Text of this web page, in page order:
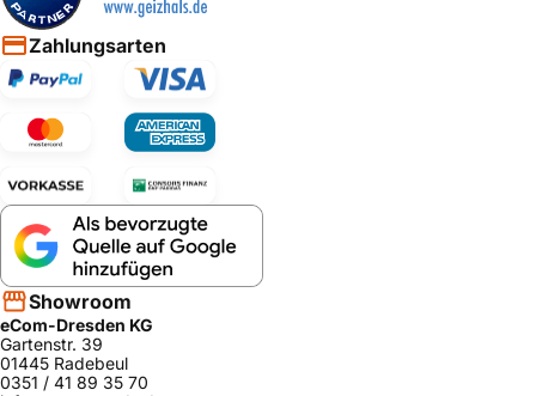
Zahlungsarten
Showroom
eCom-Dresden KG
Gartenstr. 39
01445 Radebeul
0351 / 41 89 35 70